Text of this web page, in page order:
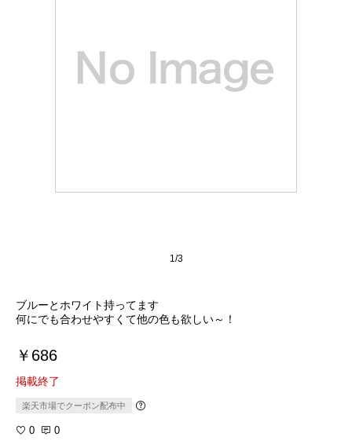
1/3
ブルーとホワイト持ってます
何にでも合わせやすくて他の色も欲しい～！
￥686
掲載終了
楽天市場でクーポン配布中
0 0